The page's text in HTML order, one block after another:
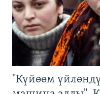
"Күйөөм